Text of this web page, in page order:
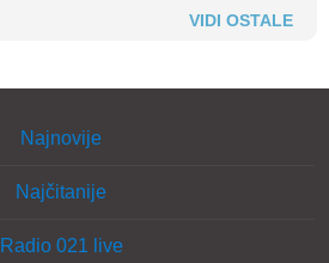
VIDI OSTALE
Najnovije
Najčitanije
Radio 021 live